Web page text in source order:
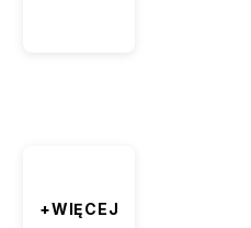
+WIĘCEJ